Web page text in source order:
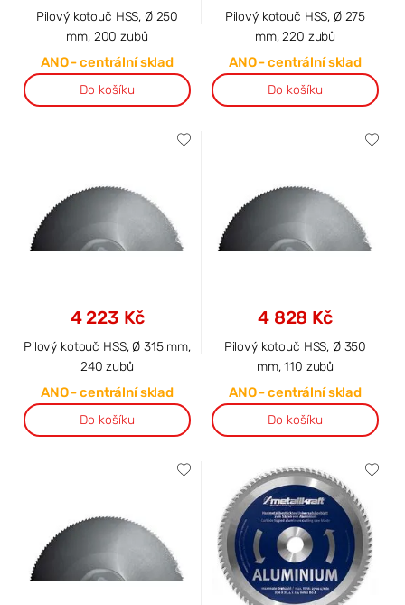
Pilový kotouč HSS, Ø 250
mm, 200 zubů
ANO - centrální sklad
Do košíku
Pilový kotouč HSS, Ø 275
mm, 220 zubů
ANO - centrální sklad
Do košíku
4 223 Kč
Pilový kotouč HSS, Ø 315 mm,
240 zubů
ANO - centrální sklad
Do košíku
4 828 Kč
Pilový kotouč HSS, Ø 350
mm, 110 zubů
ANO - centrální sklad
Do košíku